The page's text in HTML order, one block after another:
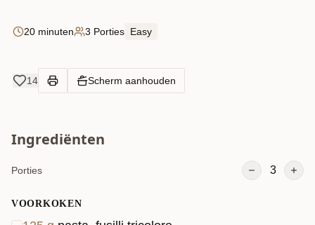
pastasalade? Bekijk dan ook de
Meer pastasalades vind je in het overzicht van alle
pastasalade recepten.
20 minuten 3 Porties Easy
14 Scherm aanhouden
Ingrediënten
Porties 3
VOORKOKEN